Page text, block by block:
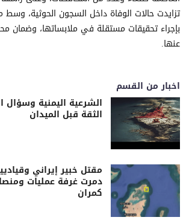
تزايدت حالات الوفاة داخل السجون الحوثية، وسط
بإجراء تحقيقات مستقلة في ملابساتها، وضمان
عنها.
اخبار من القسم
الشرعية اليمنية وسؤال
الثقة قبل الميدان
مقتل خبير إيراني
دمرت غرفة عمليات
كمران